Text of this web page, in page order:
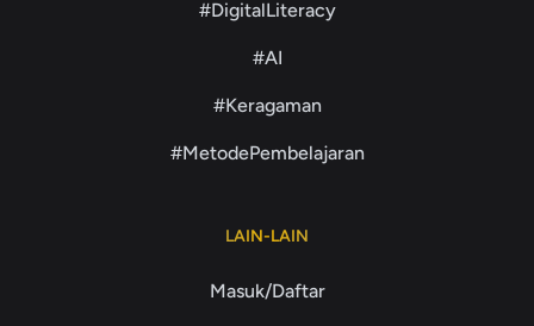
#DigitalLiteracy
#AI
#Keragaman
#MetodePembelajaran
LAIN-LAIN
Masuk/Daftar